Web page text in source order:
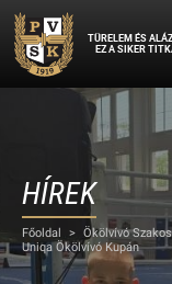
TÜRELEM ÉS
EZ A SIKER
HÍREK
Főoldal > Ökölvívó
Uniqa Ökölvívó Kupán